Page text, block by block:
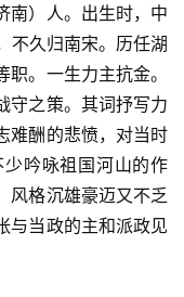
南）人。出生时，中
不久归南宋。历任湖
。一生力主抗金。
守之策。其词抒写力
难酬的悲愤，对当时
吟咏祖国河山的作
风格沉雄豪迈又不乏
与当政的主和派政见